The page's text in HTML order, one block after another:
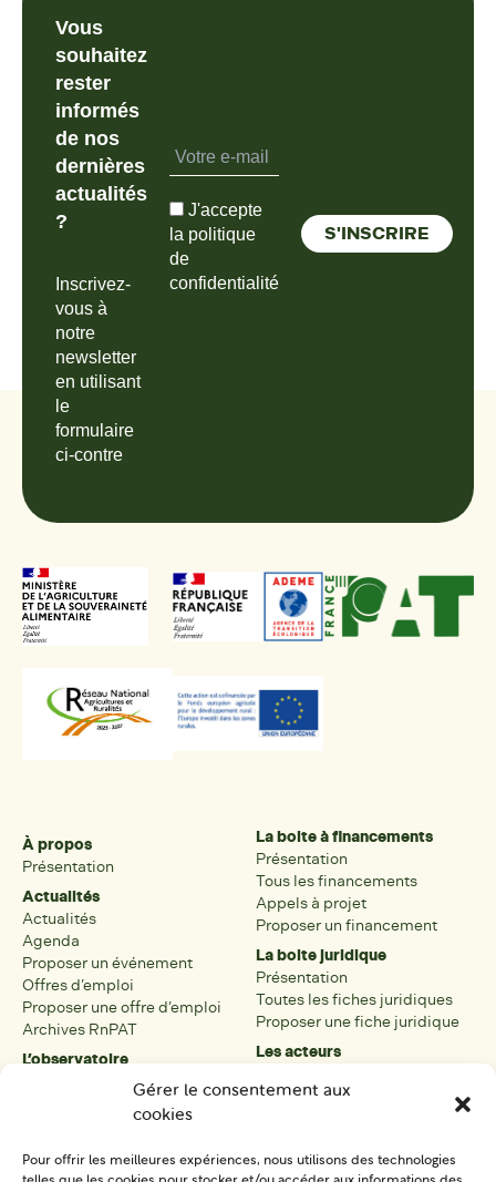
Gérer le consentement aux
cookies
Pour offrir les meilleures expériences, nous utilisons des technologies
Vous
souhaitez
rester
informés
de nos
dernières
actualités
?
Inscrivez-
vous à
notre
newsletter
en utilisant
le
formulaire
ci-contre
J'accepte
la politique
de
confidentialité
À propos
Présentation
Actualités
Actualités
Agenda
Proposer un événement
Offres d’emploi
Proposer une offre d’emploi
Archives RnPAT
L’observatoire
Présentation de l’observatoire
La boîte à outils
La boite à financements
Présentation
Tous les financements
Appels à projet
Proposer un financement
La boite juridique
Présentation
Toutes les fiches juridiques
Proposer une fiche juridique
Les acteurs
Tous les acteurs